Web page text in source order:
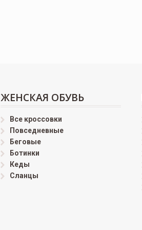
ЖЕНСКАЯ ОБУВЬ
Все кроссовки
Повседневные
Беговые
Ботинки
Кеды
Сланцы